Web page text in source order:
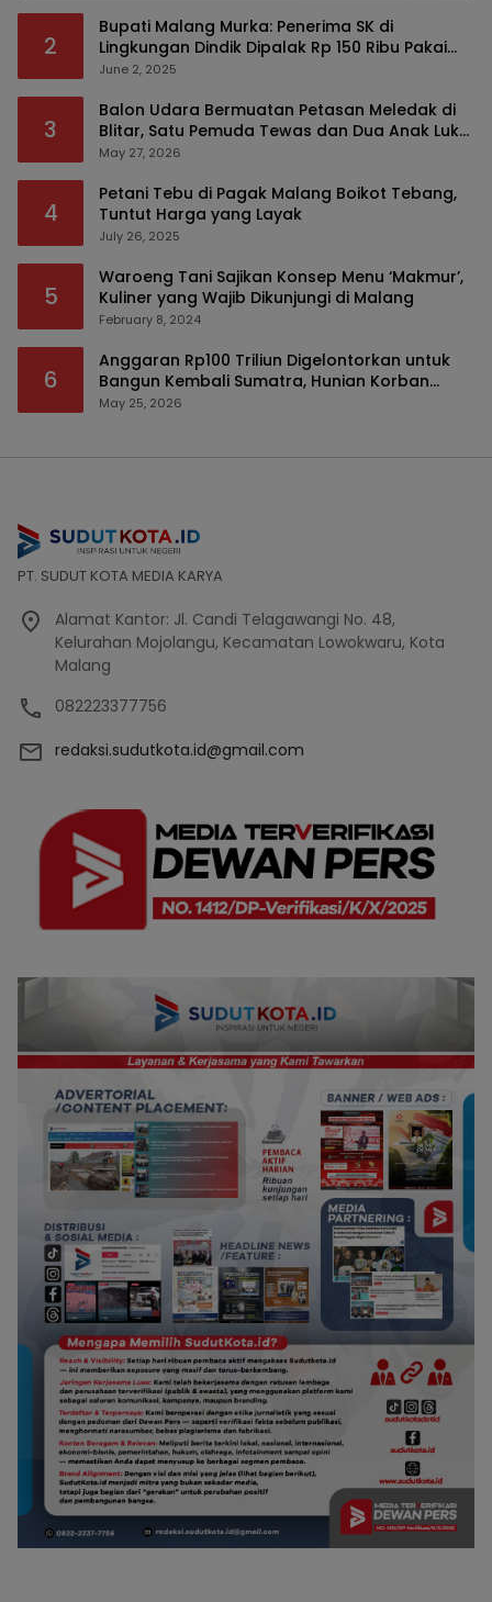
2
Bupati Malang Murka: Penerima SK di
Lingkungan Dindik Dipalak Rp 150 Ribu Pakai
Modus Tumpengan, KPK Turut Pantau
June 2, 2025
3
Balon Udara Bermuatan Petasan Meledak di
Blitar, Satu Pemuda Tewas dan Dua Anak Luka
Serius
May 27, 2026
4
Petani Tebu di Pagak Malang Boikot Tebang,
Tuntut Harga yang Layak
July 26, 2025
5
Waroeng Tani Sajikan Konsep Menu ‘Makmur’,
Kuliner yang Wajib Dikunjungi di Malang
February 8, 2024
6
Anggaran Rp100 Triliun Digelontorkan untuk
Bangun Kembali Sumatra, Hunian Korban
Bencana Bakal Difokuskan
May 25, 2026
PT. SUDUT KOTA MEDIA KARYA
Alamat Kantor: Jl. Candi Telagawangi No. 48,
Kelurahan Mojolangu, Kecamatan Lowokwaru, Kota
Malang
082223377756
redaksi.sudutkota.id@gmail.com